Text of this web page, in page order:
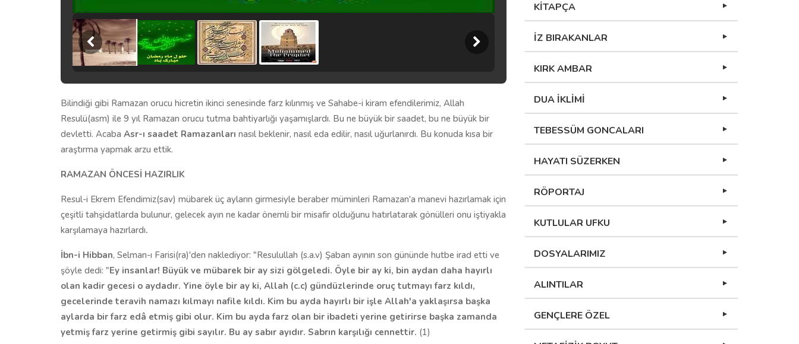
Bilindiği gibi Ramazan orucu hicretin ikinci senesinde farz kılınmış ve Sahabe-i kiram efendilerimiz, Allah
Resulü(asm) ile 9 yıl Ramazan orucu tutma bahtiyarlığı yaşamışlardı. Bu ne büyük bir saadet, bu ne büyük bir
devletti. Acaba Asr-ı saadet Ramazanları nasıl beklenir, nasıl eda edilir, nasıl uğurlanırdı. Bu konuda kısa bir
araştırma yapmak arzu ettik.
RAMAZAN ÖNCESİ HAZIRLIK
Resul-i Ekrem Efendimiz(sav) mübarek üç ayların girmesiyle beraber müminleri Ramazan'a manevi hazırlamak için
çeşitli tahşidatlarda bulunur, gelecek ayın ne kadar önemli bir misafir olduğunu hatırlatarak gönülleri onu iştiyakla
karşılamaya hazırlardı.
İbn-i Hibban, Selman-ı Farisi(ra)'den naklediyor: "Resulullah (s.a.v) Şaban ayının son gününde hutbe irad etti ve
şöyle dedi: "Ey insanlar! Büyük ve mübarek bir ay sizi gölgeledi. Öyle bir ay ki, bin aydan daha hayırlı
olan kadir gecesi o aydadır. Yine öyle bir ay ki, Allah (c.c) gündüzlerinde oruç tutmayı farz kıldı,
gecelerinde teravih namazı kılmayı nafile kıldı. Kim bu ayda hayırlı bir işle Allah'a yaklaşırsa başka
aylarda bir farz edâ etmiş gibi olur. Kim bu ayda farz olan bir ibadeti yerine getirirse başka zamanda
yetmiş farz yerine getirmiş gibi sayılır. Bu ay sabır ayıdır. Sabrın karşılığı cennettir. (1)
KİTAPÇA
İZ BIRAKANLAR
KIRK AMBAR
DUA İKLİMİ
TEBESSÜM GONCALARI
HAYATI SÜZERKEN
RÖPORTAJ
KUTLULAR UFKU
DOSYALARIMIZ
ALINTILAR
GENÇLERE ÖZEL